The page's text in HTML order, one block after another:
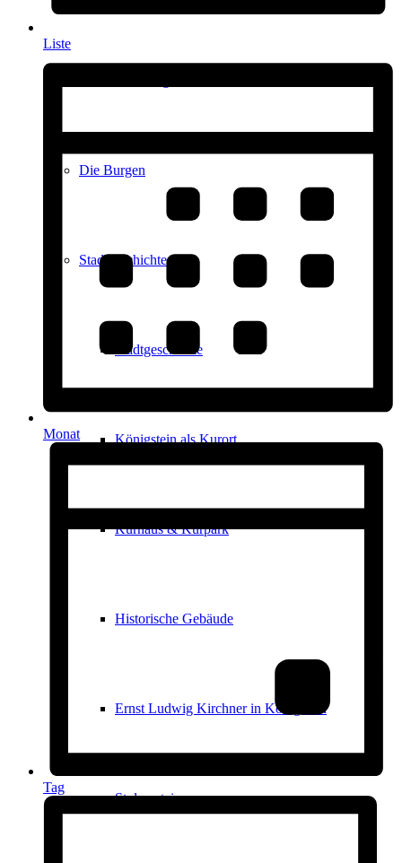
Die Burgen
Stadtgeschichte
Stadtgeschichte
Königstein als Kurort
Kurhaus & Kurpark
Historische Gebäude
Ernst Ludwig Kirchner in Königstein
Stolpersteine
Liste
Monat
Tag